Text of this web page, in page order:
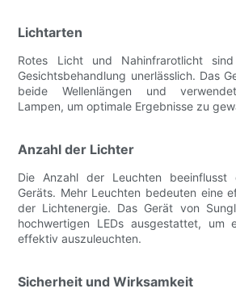
Lichtarten
Rotes Licht und Nahinfrarotlicht
Gesichtsbehandlung unerlässlich. Das
beide Wellenlängen und
Lampen, um optimale Ergebnisse zu
Anzahl der Lichter
Die Anzahl der Leuchten
Geräts. Mehr Leuchten bedeuten eine
der Lichtenergie. Das Gerät von
hochwertigen LEDs ausgestattet, um
effektiv auszuleuchten.
Sicherheit und Wirksamkeit